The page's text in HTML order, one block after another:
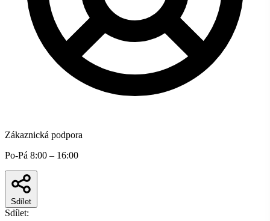
Zákaznická podpora
Po-Pá 8:00 – 16:00
Sdílet
Sdílet: